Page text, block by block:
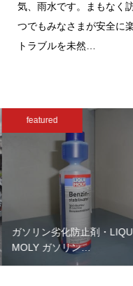
気、雨水です。まもなく
つでもみなさまが安全に
トラブルを未然…
featured
ガソリン劣化防止剤・
MOLY ガソリン…